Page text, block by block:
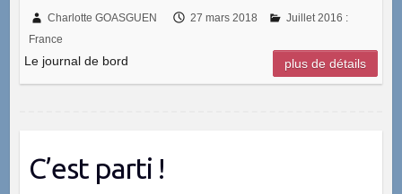
Charlotte GOASGUEN 27 mars 2018
Juillet 2016 :
France
Le journal de bord plus de détails
C’est parti !